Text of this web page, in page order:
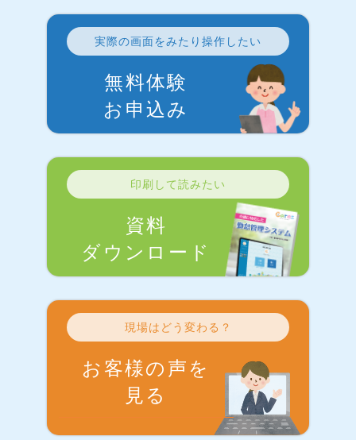
実際の画面をみたり操作したい
無料体験
お申込み
印刷して読みたい
資料
ダウンロード
現場はどう変わる？
お客様の声を
見る